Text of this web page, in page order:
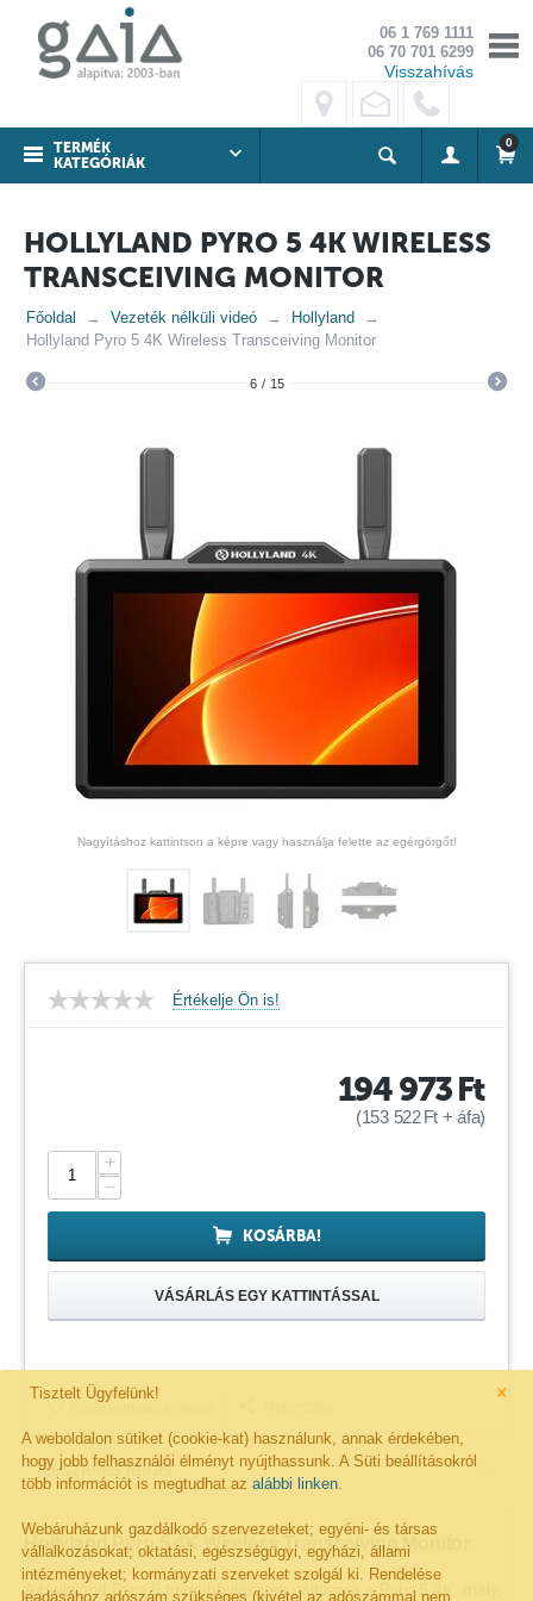
×
Tisztelt Ügyfelünk!
A weboldalon sütiket (cookie-kat) használunk, annak érdekében,
hogy jobb felhasználói élményt nyújthassunk. A Süti beállításokról
több információt is megtudhat az alábbi linken.
Webáruházunk gazdálkodó szervezeteket; egyéni- és társas
vállalkozásokat; oktatási, egészségügyi, egyházi, állami
intézményeket; kormányzati szerveket szolgál ki. Rendelése
leadásához adószám szükséges (kivétel az adószámmal nem
06 1 769 1111
06 70 701 6299
Visszahívás
TERMÉK
KATEGÓRIÁK
0
HOLLYLAND PYRO 5 4K WIRELESS
TRANSCEIVING MONITOR
Főoldal Vezeték nélküli videó
Hollyland
Hollyland Pyro 5 4K Wireless Transceiving Monitor
6 / 15
Nagyításhoz kattintson a képre vagy használja felette az egérgörgőt!
Értékelje Ön is!
194 973Ft
(153 522Ft + áfa)
+
−
KOSÁRBA!
VÁSÁRLÁS EGY KATTINTÁSSAL
Részletes leírás
Hollyland Pyro 5 4K Wireless Transceiving Monitor
A Hollyland Pyro 5 továbbfejlesztett változata a Pyro 5 4K, mely,